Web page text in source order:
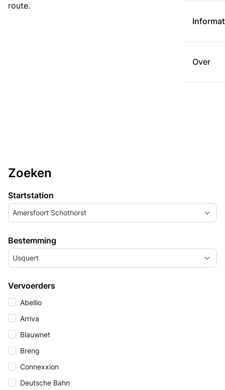
Over
route.
Zoeken
Startstation
Amersfoort Schothorst
Bestemming
Usquert
Vervoerders
Abellio
Arriva
Blauwnet
Breng
Connexxion
Deutsche Bahn